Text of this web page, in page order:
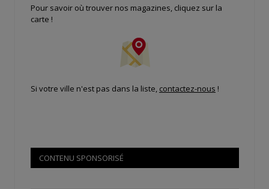
Pour savoir où trouver nos magazines, cliquez sur la
carte !
Si votre ville n'est pas dans la liste, contactez-nous !
CONTENU SPONSORISÉ